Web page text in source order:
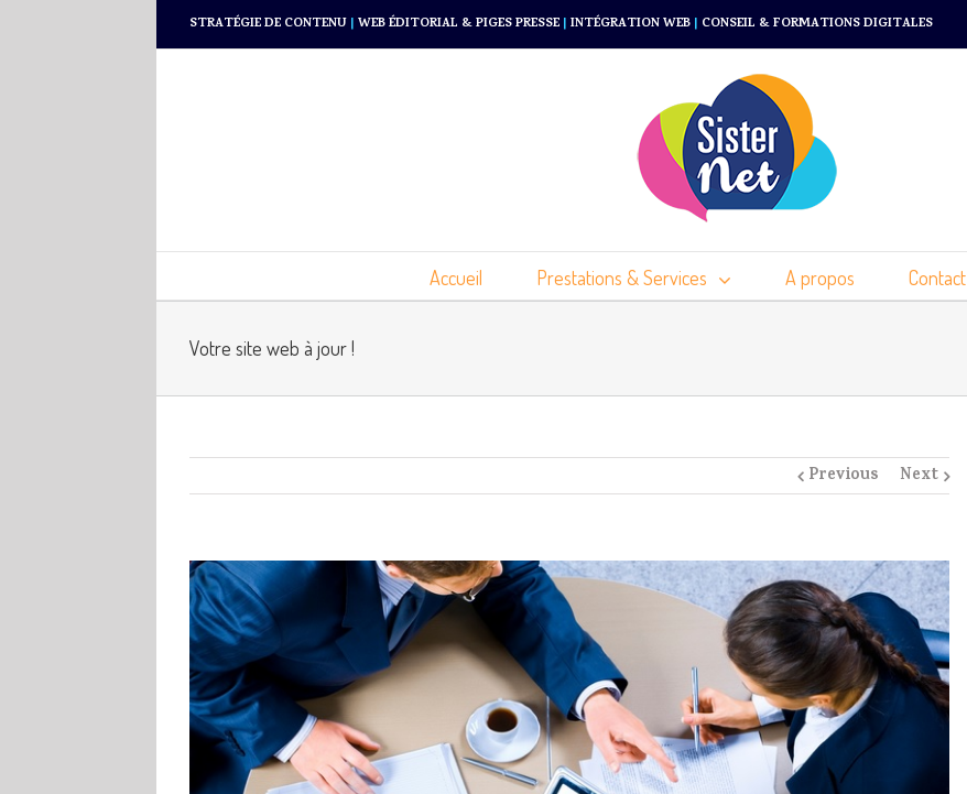
STRATÉGIE DE CONTENU | WEB ÉDITORIAL & PIGES PRESSE | INTÉGRATION WEB | CONSEIL & FORMATIONS DIGITALES
Accueil Prestations & Services A propos Contact
Votre site web à jour !
Previous Next